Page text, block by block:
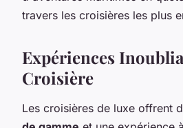
travers les croisières les plus
Expériences
Croisière
Les croisières de luxe offrent